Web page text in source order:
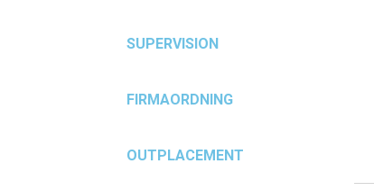
SUPERVISION
FIRMAORDNING
OUTPLACEMENT